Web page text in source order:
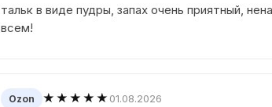
тальк в виде пудры, запах очень приятный,
всем!
Ozon ★★★★★ 01.08.2026